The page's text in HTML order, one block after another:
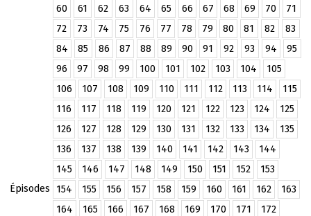
Épisodes
60
61 62 63 64 65 66 67 68 69 70
71
72
73 74 75 76 77 78 79 80 81 82
83
84
85 86 87 88 89 90 91 92 93 94
95
96
97 98 99 100 101 102 103 104
105
106
107 108 109 110 111 112 113 114
115
116
117 118 119 120 121 122 123 124
125
126
127 128 129 130 131 132 133 134
135
136
137 138 139 140 141 142 143
144
145
146 147 148 149 150 151 152
153
154
155 156 157 158 159 160 161 162
163
164
165 166 167 168 169 170 171
172